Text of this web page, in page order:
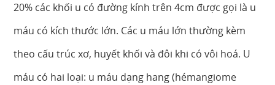
20% các khối u có đường kính trên 4cm được gọi là u
máu có kích thước lớn. Các u máu lớn thường kèm
theo cấu trúc xơ, huyết khối và đôi khi có vôi hoá. U
máu có hai loại: u máu dạng hang (hémangiome